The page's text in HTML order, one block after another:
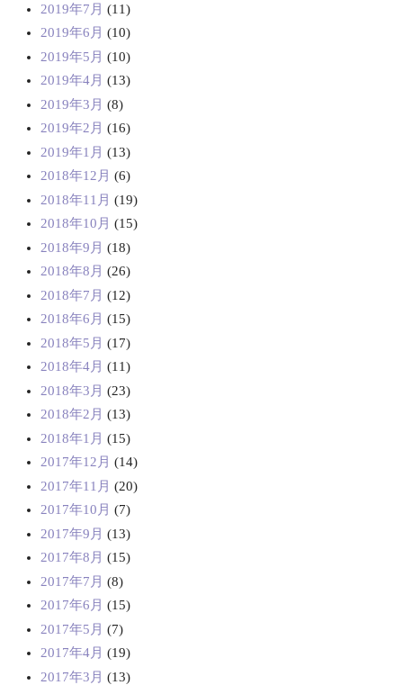
2019年7月 (11)
2019年6月 (10)
2019年5月 (10)
2019年4月 (13)
2019年3月 (8)
2019年2月 (16)
2019年1月 (13)
2018年12月 (6)
2018年11月 (19)
2018年10月 (15)
2018年9月 (18)
2018年8月 (26)
2018年7月 (12)
2018年6月 (15)
2018年5月 (17)
2018年4月 (11)
2018年3月 (23)
2018年2月 (13)
2018年1月 (15)
2017年12月 (14)
2017年11月 (20)
2017年10月 (7)
2017年9月 (13)
2017年8月 (15)
2017年7月 (8)
2017年6月 (15)
2017年5月 (7)
2017年4月 (19)
2017年3月 (13)